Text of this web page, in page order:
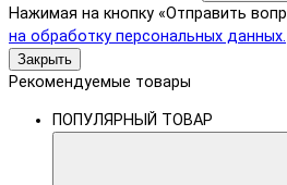
Нажимая на кнопку «Отправить
на обработку персональных данных.
Закрыть
Рекомендуемые товары
ПОПУЛЯРНЫЙ ТОВАР